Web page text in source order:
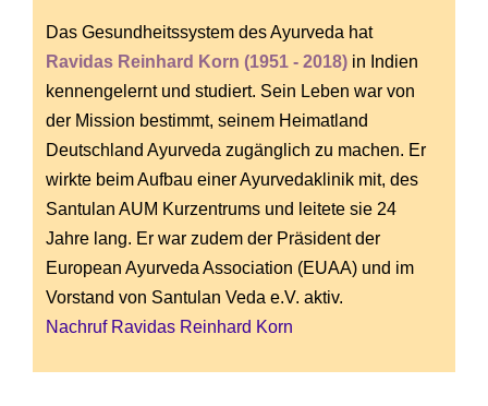
Das Gesundheitssystem des Ayurveda hat
Ravidas Reinhard Korn (1951 - 2018) in Indien
kennengelernt und studiert. Sein Leben war von
der Mission bestimmt, seinem Heimatland
Deutschland Ayurveda zugänglich zu machen. Er
wirkte beim Aufbau einer Ayurvedaklinik mit, des
Santulan AUM Kurzentrums und leitete sie 24
Jahre lang. Er war zudem der Präsident der
European Ayurveda Association (EUAA) und im
Vorstand von Santulan Veda e.V. aktiv.
Nachruf Ravidas Reinhard Korn